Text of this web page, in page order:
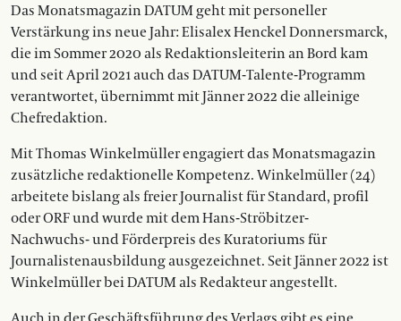
Das Monatsmagazin DATUM geht mit personeller
Verstärkung ins neue Jahr: Elisalex Henckel Donnersmarck,
die im Sommer 2020 als Redaktionsleiterin an Bord kam
und seit April 2021 auch das DATUM-Talente-Programm
verantwortet, übernimmt mit Jänner 2022 die alleinige
Chefredaktion.
Mit Thomas Winkelmüller engagiert das Monatsmagazin
zusätzliche redaktionelle Kompetenz. Winkelmüller (24)
arbeitete bislang als freier Journalist für Standard, profil
oder ORF und wurde mit dem Hans-Ströbitzer-
Nachwuchs- und Förderpreis des Kuratoriums für
Journalistenausbildung ausgezeichnet. Seit Jänner 2022 ist
Winkelmüller bei DATUM als Redakteur angestellt.